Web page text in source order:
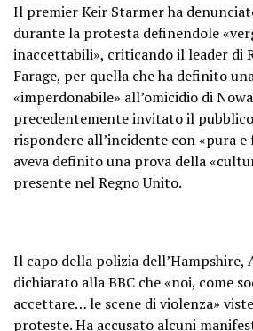
Il premier Keir Starmer ha
durante la protesta definendole
inaccettabili», criticando il leader di
Farage, per quella che ha definito
«imperdonabile» all’omicidio di
precedentemente invitato il
rispondere all’incidente con «pura e
aveva definito una prova della
presente nel Regno Unito.
Il capo della polizia dell’Hampshire,
dichiarato alla BBC che «noi, come
accettare… le scene di violenza»
proteste. Ha accusato alcuni